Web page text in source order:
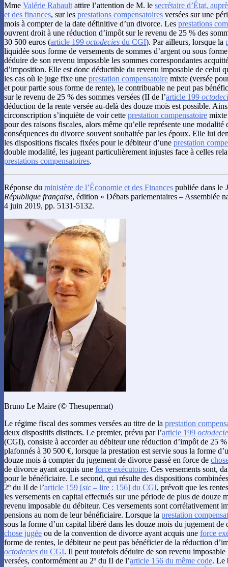
Mme Valérie Rabault attire l’attention de M. le secrétaire d’État,
et des finances, sur les prestations compensatoires versées sur une
mois à compter de la date définitive d’un divorce. Les prestations
ouvrent droit à une réduction d’impôt sur le revenu de 25 % des
30 500 euros (article 199 octodecies du CGI). Par ailleurs, lorsque la
liquidée sous forme de versements de sommes d’argent ou sous
déduire de son revenu imposable les sommes correspondantes
d’imposition. Elle est donc déductible du revenu imposable de celui
les cas où le juge fixe une prestation compensatoire mixte (versée
et pour partie sous forme de rente), le contribuable ne peut pas
sur le revenu de 25 % des sommes versées (II de l’article 199
déduction de la rente versée au-delà des douze mois est possible.
circonscription s’inquiète de voir cette prestation compensatoire mixte
pour des raisons fiscales, alors même qu’elle représente une modalité
conséquences du divorce souvent souhaitée par les époux. Elle lui
les dispositions fiscales fixées pour le débiteur d’une prestation
double modalité, les jugeant particulièrement injustes face à celles
prestations compensatoires.
Réponse du ministère de l’Économie et des Finances publiée dans le
République française, édition « Débats parlementaires – Assemblée
4 juin 2019, pp. 5131-5132.
Bruno Le Maire (© Thesupermat)
Le régime fiscal des sommes versées au titre de la prestation
deux dispositifs distincts. Le premier, prévu par l’article 199
(CGI), consiste à accorder au débiteur une réduction d’impôt de 25
plafonnés à 30 500 €, lorsque la prestation est servie sous la forme
douze mois à compter du jugement de divorce passé en force de
de divorce ayant acquis une force exécutoire. Ces versements sont,
pour le bénéficiaire. Le second, qui résulte des dispositions
2º du II de l’article 159 [sic – lire : 156] du CGI, prévoit que les
les versements en capital effectués sur une période de plus de douze
revenu imposable du débiteur. Ces versements sont corrélativement
pensions au nom de leur bénéficiaire. Lorsque la prestation
sous la forme d’un capital libéré dans les douze mois du jugement de
chose jugée ou de la convention de divorce ayant acquis une force
forme de rentes, le débiteur ne peut pas bénéficier de la réduction
octodecies du CGI. Il peut toutefois déduire de son revenu imposable
versées, conformément au 2º du II de l’article 156 du même code. Le